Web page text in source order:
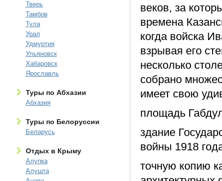
Тверь
Тамбов
Тула
Урал
Удмуртия
Ульяновск
Хабаровск
Ярославль
Туры по Абхазии
Абхазия
Туры по Белоруссии
Беларусь
Отдых в Крыму
Алупка
Алушта
веков, за
времена
когда войска
взрывая его
несколько
собрано
имеет свою
площадь
здание
войны 1918
точную копию